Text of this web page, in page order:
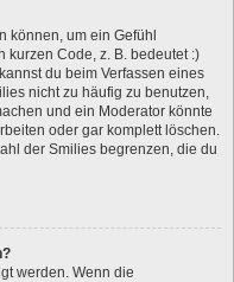
können, um ein Gefühl
kurzen Code, z. B. bedeutet :)
du beim Verfassen eines
nicht zu häufig zu benutzen,
und ein Moderator könnte
oder gar komplett löschen.
der Smilies begrenzen, die du
werden. Wenn die